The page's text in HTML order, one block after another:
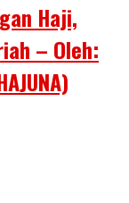
Haji,
– Oleh: